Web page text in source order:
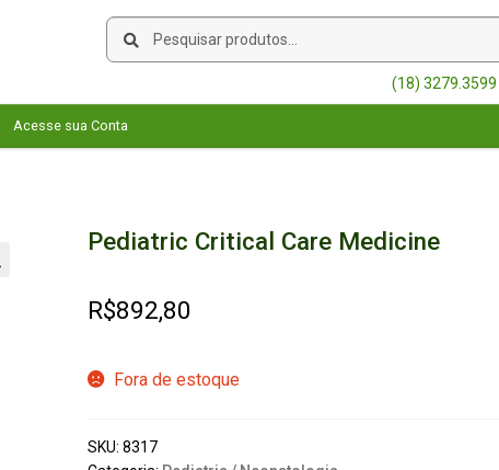
Pesquisar
Pesquisar
(18) 3279.3599 |
Acesse sua Conta
Pediatric Critical Care Medicine
R$892,80
Fora de estoque
SKU: 8317